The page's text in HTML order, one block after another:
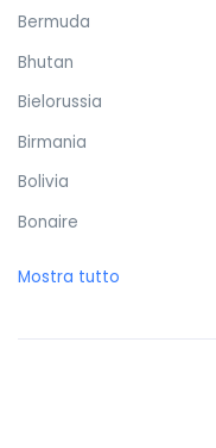
Bermuda
Bhutan
Bielorussia
Birmania
Bolivia
Bonaire
Brasile
Mostra tutto